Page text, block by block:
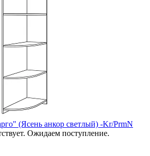
(Ясень анкор светлый) -Kr/PrmN
Ожидаем поступление.